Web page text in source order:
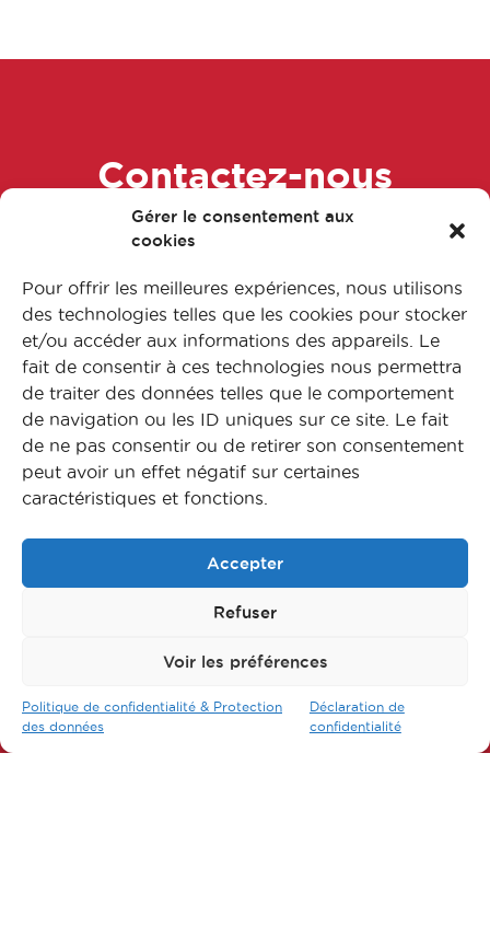
Gérer le consentement aux
cookies
Pour offrir les meilleures expériences, nous utilisons
des technologies telles que les cookies pour stocker
et/ou accéder aux informations des appareils. Le
fait de consentir à ces technologies nous permettra
de traiter des données telles que le comportement
de navigation ou les ID uniques sur ce site. Le fait
de ne pas consentir ou de retirer son consentement
peut avoir un effet négatif sur certaines
caractéristiques et fonctions.
Accepter
Refuser
Voir les préférences
Politique de confidentialité & Protection
des données
Déclaration de
confidentialité
Contactez-nous
dès maintenant !
Accéder au Fomulaire
Suivez-nous sur nos réseaux